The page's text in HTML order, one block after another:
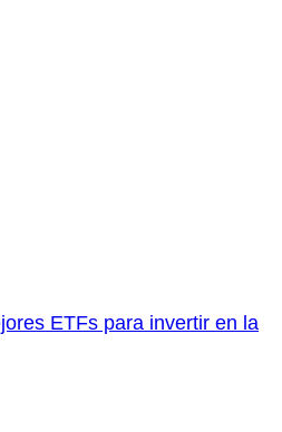
ETFs para invertir en la